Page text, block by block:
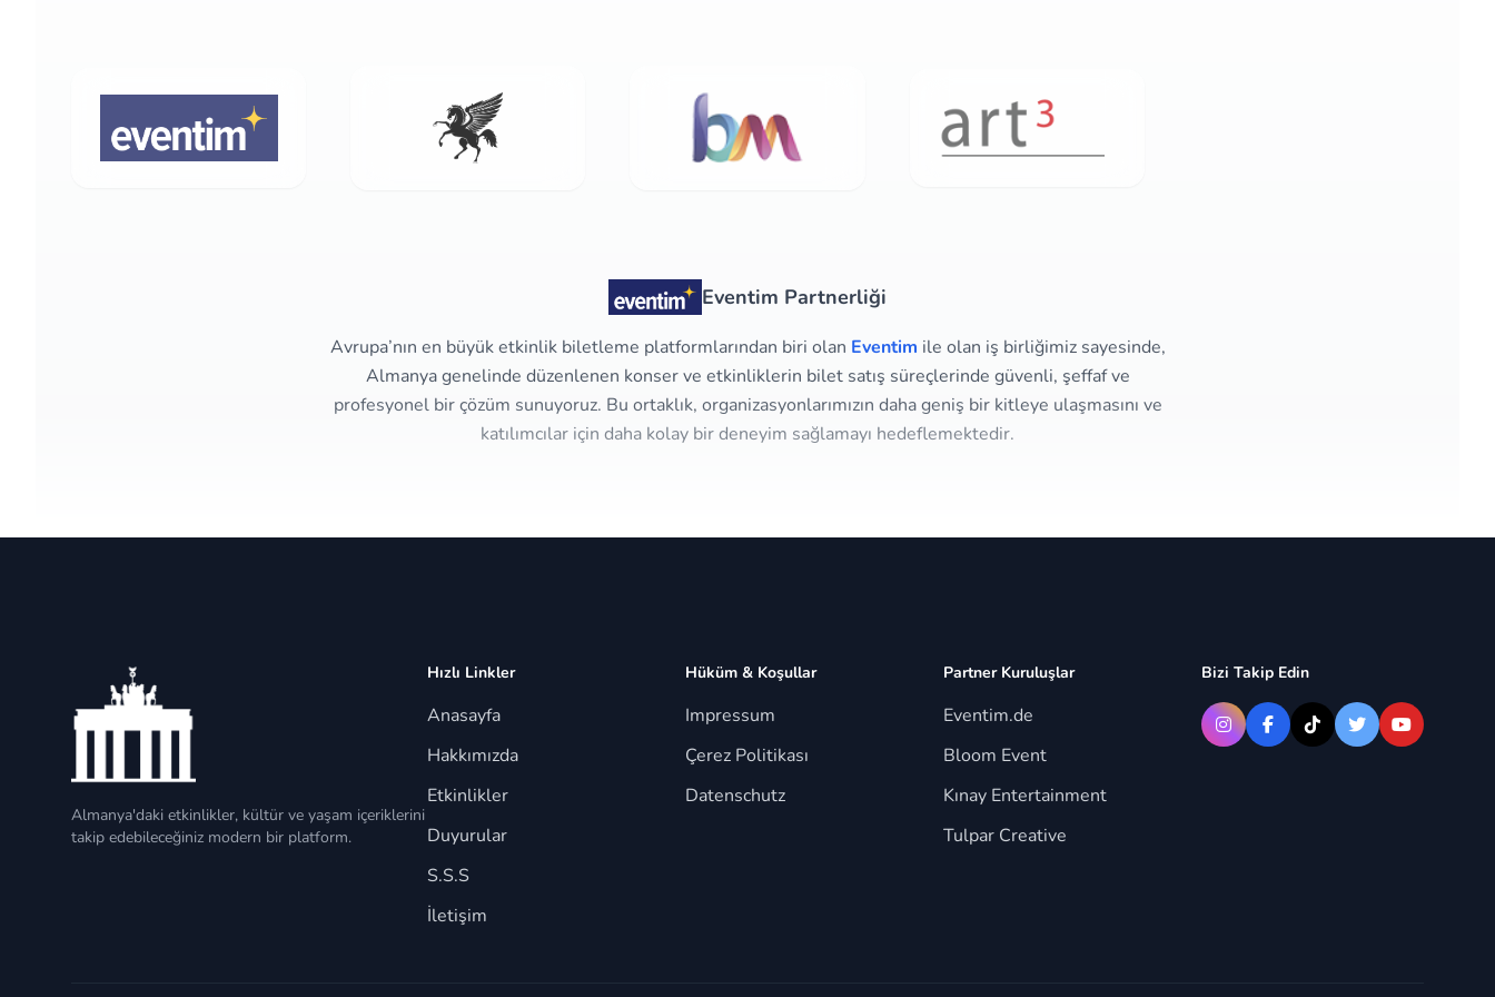
Eventim Partnerliği
Avrupa’nın en büyük etkinlik biletleme platformlarından biri olan Eventim ile olan iş birliğimiz sayesinde,
Almanya genelinde düzenlenen konser ve etkinliklerin bilet satış süreçlerinde güvenli, şeffaf ve
profesyonel bir çözüm sunuyoruz. Bu ortaklık, organizasyonlarımızın daha geniş bir kitleye ulaşmasını ve
katılımcılar için daha kolay bir deneyim sağlamayı hedeflemektedir.
Almanya'daki etkinlikler, kültür ve yaşam içeriklerini
takip edebileceğiniz modern bir platform.
Hızlı Linkler
Anasayfa
Hakkımızda
Etkinlikler
Duyurular
S.S.S
İletişim
Hüküm & Koşullar
Impressum
Çerez Politikası
Datenschutz
Partner Kuruluşlar
Eventim.de
Bloom Event
Kınay Entertainment
Tulpar Creative
Bizi Takip Edin